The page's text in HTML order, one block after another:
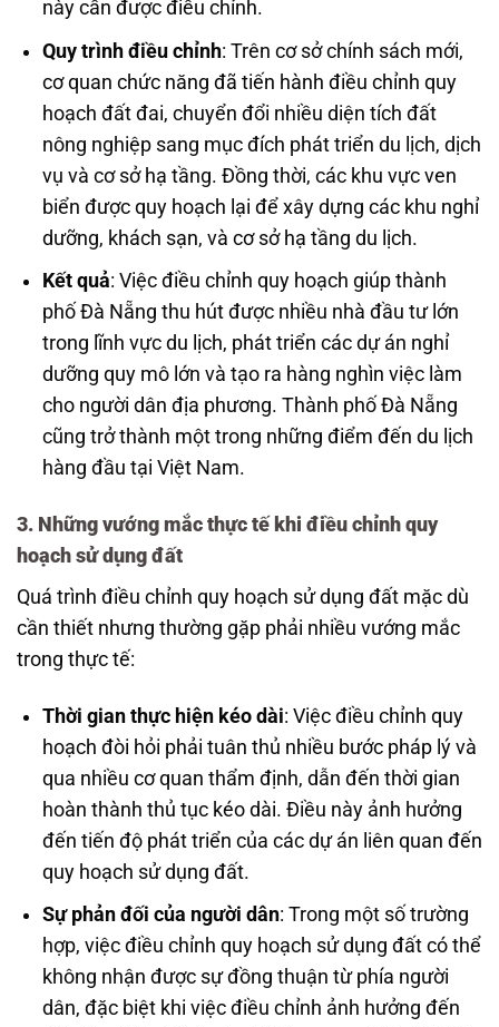
này cần được điều chỉnh.
Quy trình điều chỉnh: Trên cơ sở chính sách mới,
cơ quan chức năng đã tiến hành điều chỉnh quy
hoạch đất đai, chuyển đổi nhiều diện tích đất
nông nghiệp sang mục đích phát triển du lịch, dịch
vụ và cơ sở hạ tầng. Đồng thời, các khu vực ven
biển được quy hoạch lại để xây dựng các khu nghỉ
dưỡng, khách sạn, và cơ sở hạ tầng du lịch.
Kết quả: Việc điều chỉnh quy hoạch giúp thành
phố Đà Nẵng thu hút được nhiều nhà đầu tư lớn
trong lĩnh vực du lịch, phát triển các dự án nghỉ
dưỡng quy mô lớn và tạo ra hàng nghìn việc làm
cho người dân địa phương. Thành phố Đà Nẵng
cũng trở thành một trong những điểm đến du lịch
hàng đầu tại Việt Nam.
3. Những vướng mắc thực tế khi điều chỉnh quy
hoạch sử dụng đất
Quá trình điều chỉnh quy hoạch sử dụng đất mặc dù
cần thiết nhưng thường gặp phải nhiều vướng mắc
trong thực tế:
Thời gian thực hiện kéo dài: Việc điều chỉnh quy
hoạch đòi hỏi phải tuân thủ nhiều bước pháp lý và
qua nhiều cơ quan thẩm định, dẫn đến thời gian
hoàn thành thủ tục kéo dài. Điều này ảnh hưởng
đến tiến độ phát triển của các dự án liên quan đến
quy hoạch sử dụng đất.
Sự phản đối của người dân: Trong một số trường
hợp, việc điều chỉnh quy hoạch sử dụng đất có thể
không nhận được sự đồng thuận từ phía người
dân, đặc biệt khi việc điều chỉnh ảnh hưởng đến